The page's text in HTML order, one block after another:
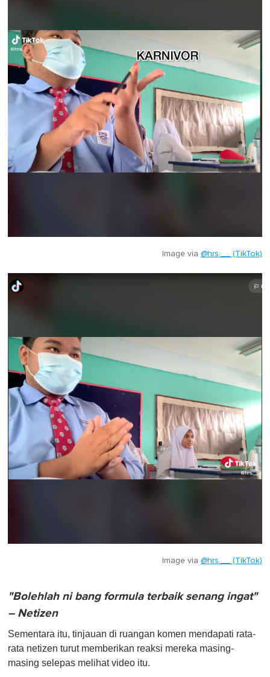
Image via @hrs.__ (TikTok)
Image via @hrs.__ (TikTok)
"Bolehlah ni bang formula terbaik senang ingat"
– Netizen
Sementara itu, tinjauan di ruangan komen mendapati rata-
rata netizen turut memberikan reaksi mereka masing-
masing selepas melihat video itu.